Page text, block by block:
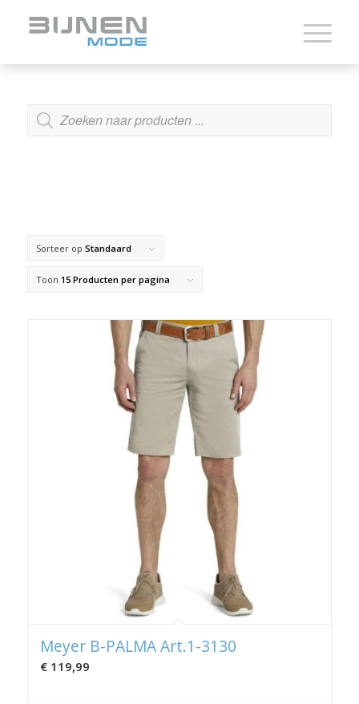
Sorteer op Standaard
Toon 15 Producten per pagina
Meyer B-PALMA Art.1-3130
€119,99
ZOEKEN